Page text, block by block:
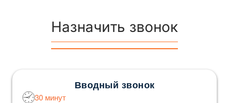
Назначить звонок
Вводный звонок
30 минут